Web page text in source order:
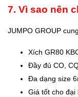
7. Vì sao nên
JUMPO GROUP
Xích GR80
Đầy đủ CO,
Đa dạng size
Giá tốt cho đại